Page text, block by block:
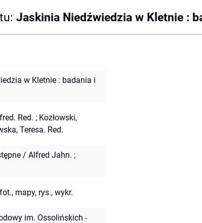
: Jaskinia Niedźwiedzia w Kletnie :
w Kletnie : badania i
Red. ; Kozłowski,
Teresa. Red.
/ Alfred Jahn. ;
mapy, rys., wykr.
im. Ossolińskich -